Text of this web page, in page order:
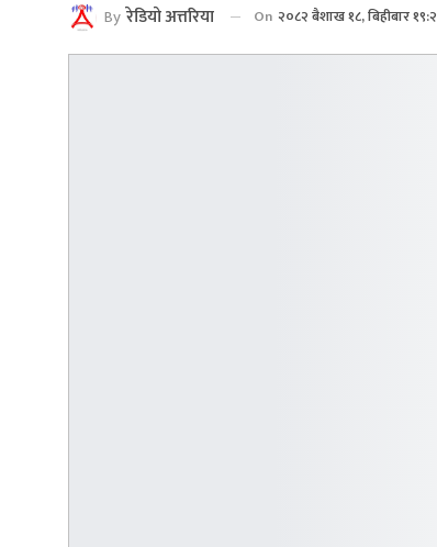
By रेडियाे अत्तरिया On २०८२ बैशाख १८, बिहीबार